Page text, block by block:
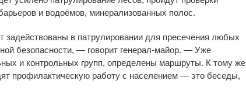
и водоёмов, минерализованных полос.
в патрулировании для пресечения любых
безопасности, — говорит генерал-майор. — Уже
и контрольных групп, определены маршруты. К тому же
профилактическую работу с населением — это беседы,